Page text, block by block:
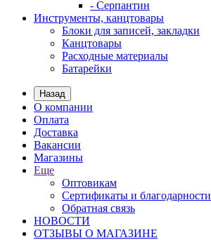
- Серпантин
Инструменты, канцтовары
Блоки для записей, закладки
Канцтовары
Расходные материалы
Батарейки
Назад
О компании
Оплата
Доставка
Вакансии
Магазины
Еще
Оптовикам
Сертификаты и благодарности
Обратная связь
НОВОСТИ
ОТЗЫВЫ О МАГАЗИНЕ